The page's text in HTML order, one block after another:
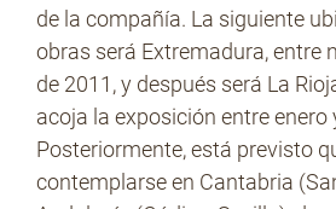
de la compañía. La siguiente
obras será Extremadura, entre
de 2011, y después será La
acoja la exposición entre enero
Posteriormente, está previsto
contemplarse en Cantabria